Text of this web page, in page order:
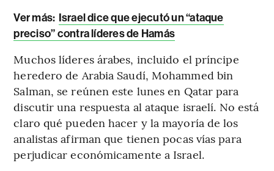
Ver más: Israel dice que ejecutó un “ataque
preciso” contra líderes de Hamás
Muchos líderes árabes, incluido el príncipe
heredero de Arabia Saudí, Mohammed bin
Salman, se reúnen este lunes en Qatar para
discutir una respuesta al ataque israelí. No está
claro qué pueden hacer y la mayoría de los
analistas afirman que tienen pocas vías para
perjudicar económicamente a Israel.